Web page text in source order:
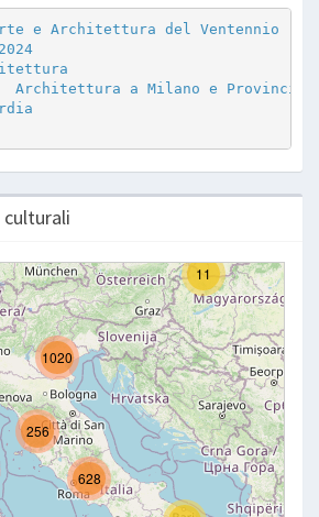
e Architettura del Ventennio
(  Architettura a Milano e Provincia
culturali